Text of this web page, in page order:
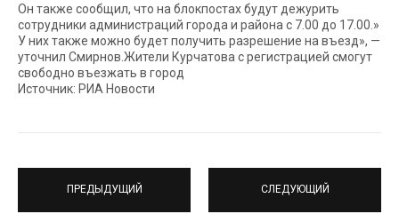
Он также сообщил, что на блокпостах будут дежурить
сотрудники администраций города и района с 7.00 до 17.00.»
У них также можно будет получить разрешение на въезд», —
уточнил Смирнов.Жители Курчатова с регистрацией смогут
свободно въезжать в город
Источник: РИА Новости
ПРЕДЫДУЩИЙ СЛЕДУЮЩИЙ